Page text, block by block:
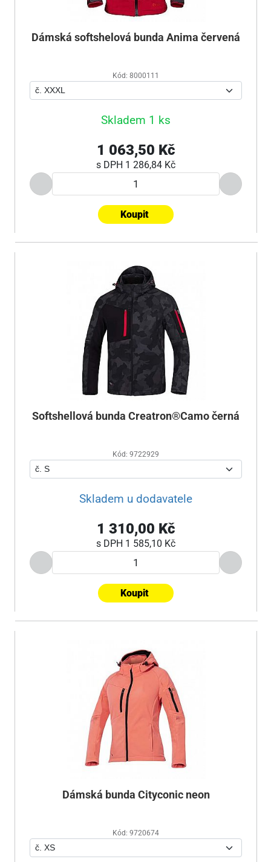
Dámská softshelová bunda Anima červená
Kód: 8000111
Skladem 1 ks
1 063,50 Kč
s DPH 1 286,84 Kč
Koupit
Softshellová bunda Creatron®Camo černá
Kód: 9722929
Skladem u dodavatele
1 310,00 Kč
s DPH 1 585,10 Kč
Koupit
Dámská bunda Cityconic neon
Kód: 9720674